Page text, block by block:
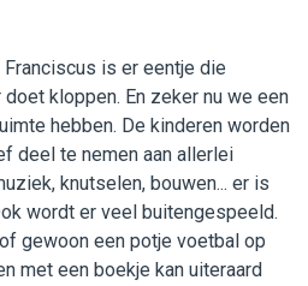
Franciscus is er eentje die
kloppen. En zeker nu we een
hebben. De kinderen worden
deel te nemen aan allerlei
knutselen, bouwen... er is
wordt er veel buitengespeeld.
gewoon een potje voetbal op
met een boekje kan uiteraard